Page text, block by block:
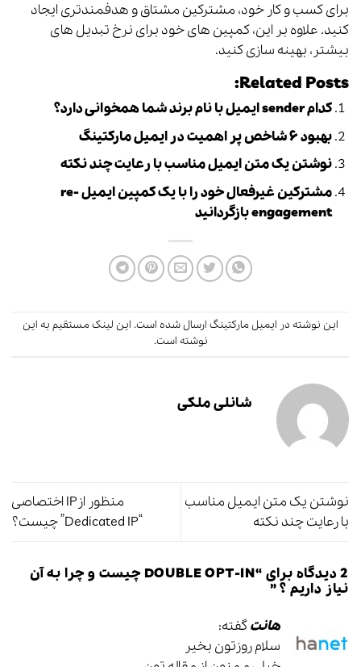
برای کسب و کار خود، مشترکین مشتاق و هدفمندتری ایجاد
کنید. علاوه بر این، کمپین های خود برای نرخ تبدیل های
بیشتر، بهینه سازی کنید.
Related Posts:
کدام sender ایمیل با نام برند شما همخوانی دارد؟
بهبود ۶ شاخص پر اهمیت در ایمیل مارکتینگ
نوشتن یک متن ایمیل مناسب با رعایت چند نکته
مشترکین غیرفعال خود را با یک کمپین ایمیل re-
engagement بازگردانید
این نوشته در ایمیل مارکتینگ ارسال شده است. این لینکمستقیم به این
نوشته است.
شانلی ملکی
نوشتن یک متن ایمیل مناسب
با رعایت چند نکته
منظور ازIP اختصاصی
“Dedicated IP” چیست؟
2 دیدگاه برای “
DOUBLE OPT-IN چیست و چرا به آن
نیاز داریم ؟”
هانتگفته:
سلام روزتون بخیر